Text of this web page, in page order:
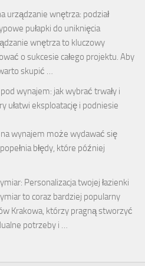
urządzanie wnętrza: podział
pułapki do uniknięcia
wnętrza to kluczowy
o sukcesie całego projektu. Aby
skupić …
wynajem: jak wybrać trwały i
ułatwi eksploatację i podniesie
wynajem może wydawać się
błędy, które później
Personalizacja twojej łazienki
to coraz bardziej popularny
Krakowa, którzy pragną stworzyć
potrzeby i …